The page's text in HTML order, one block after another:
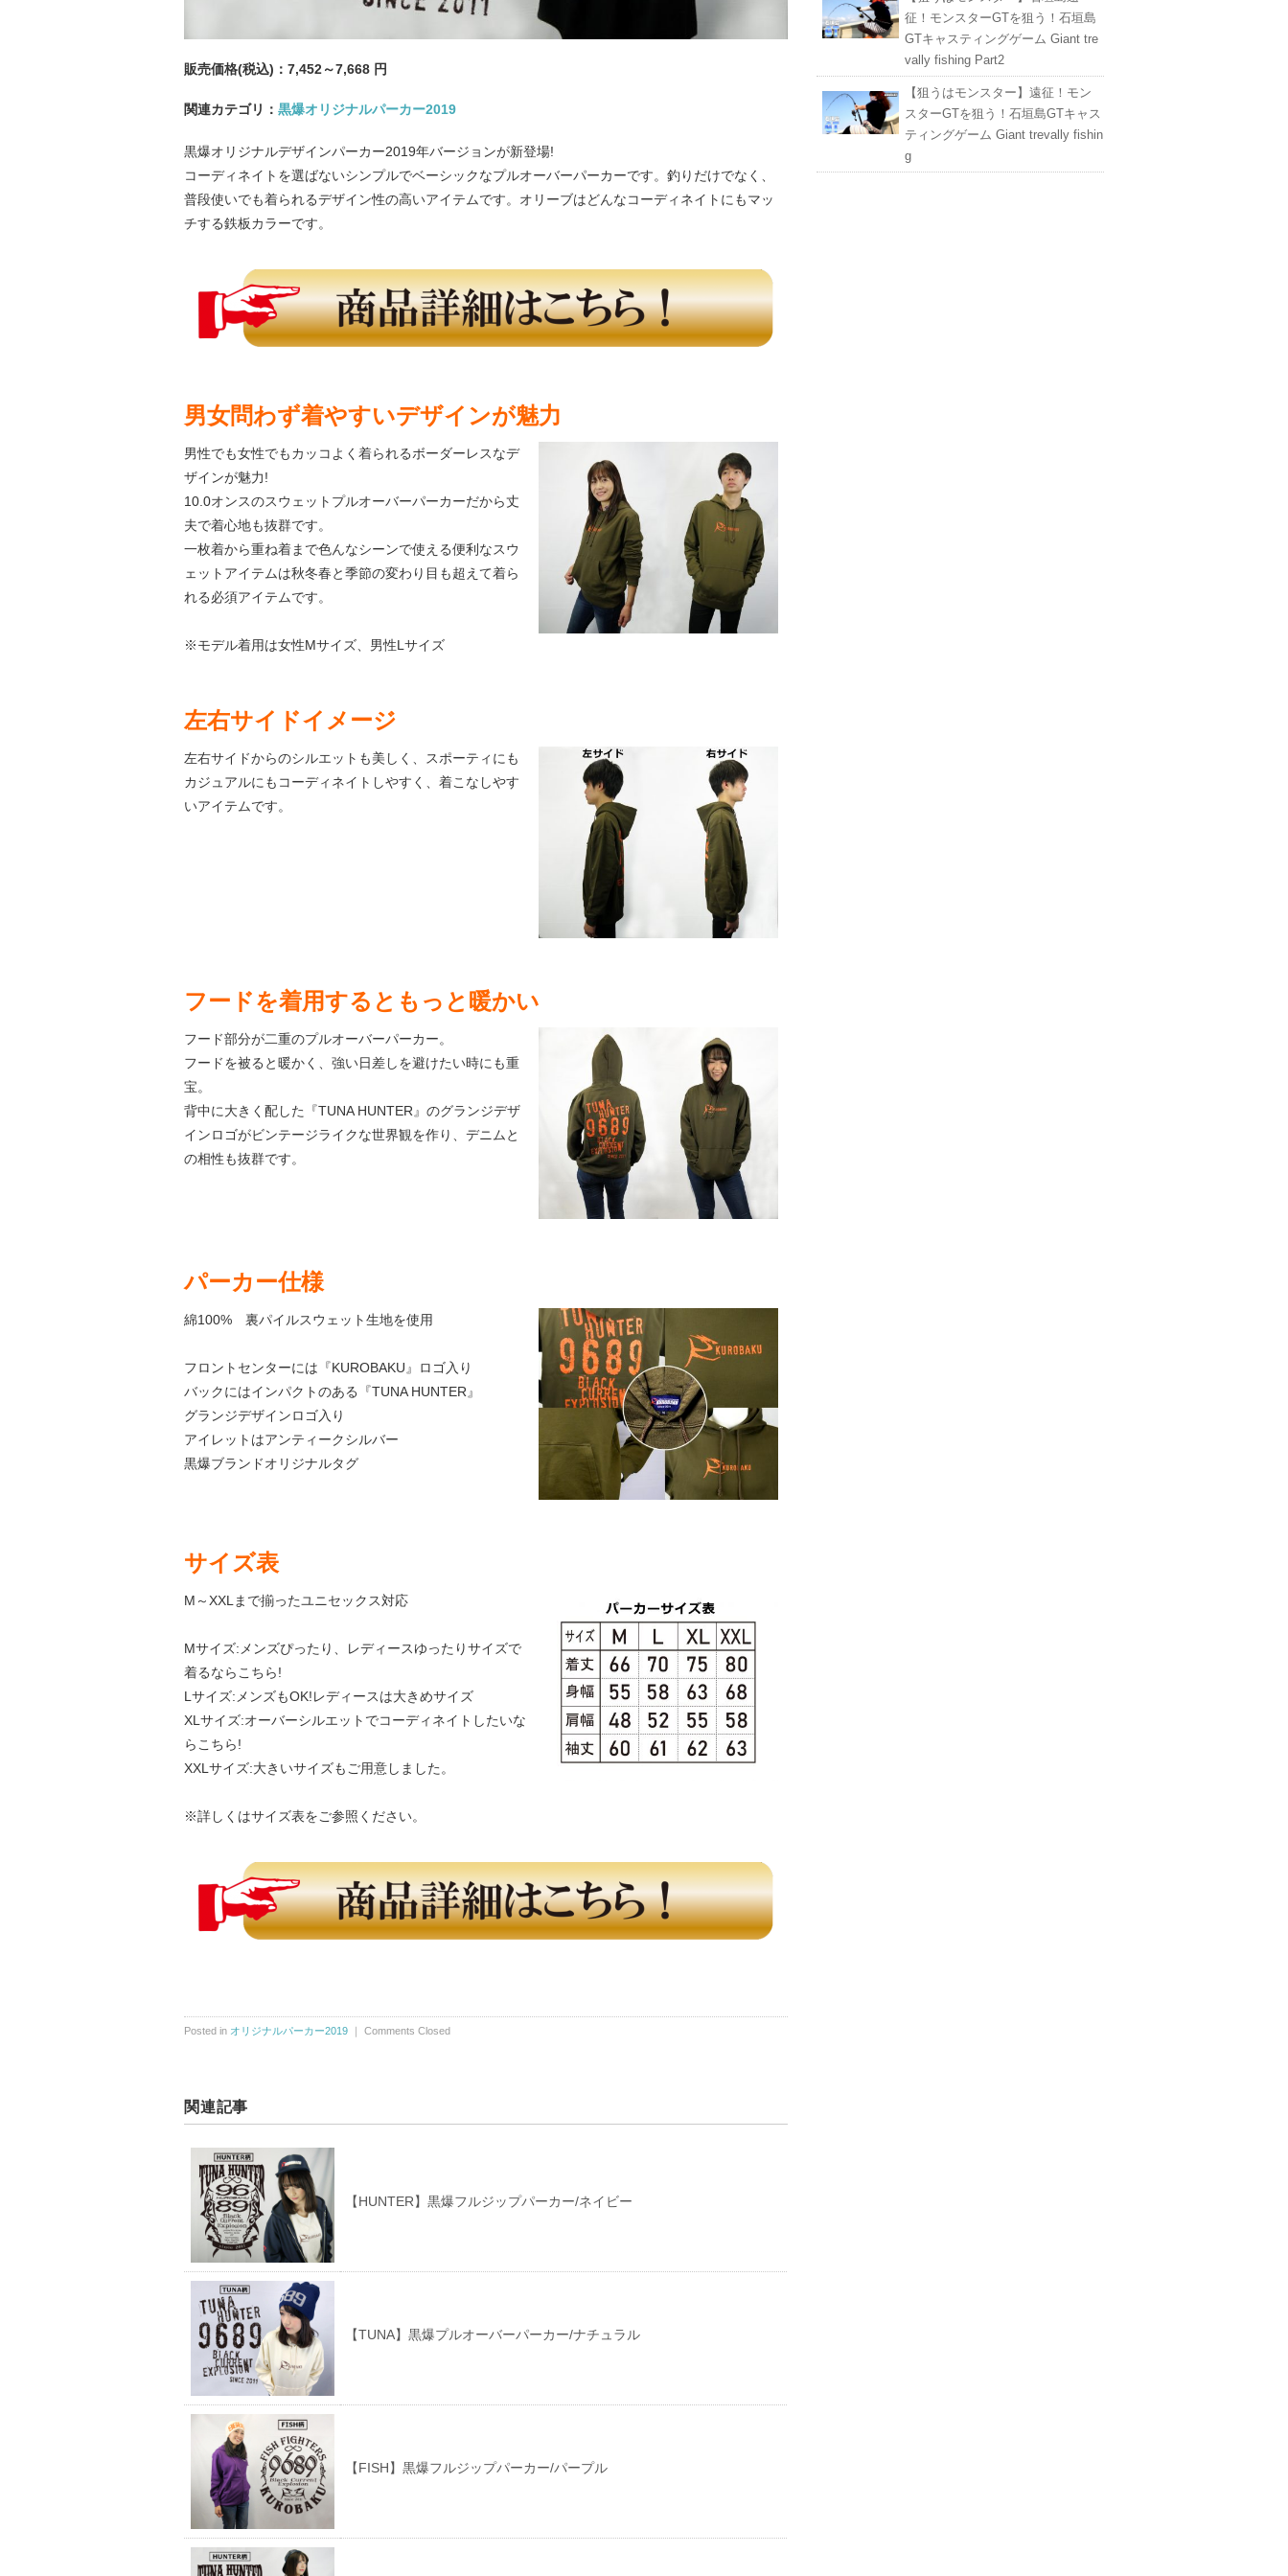
販売価格(税込)： 7,452～7,668 円
関連カテゴリ： 黒爆オリジナルパーカー2019
黒爆オリジナルデザインパーカー2019年バージョンが新登場!
コーディネイトを選ばないシンプルでベーシックなプルオーバーパーカーです。釣りだけでなく、
普段使いでも着られるデザイン性の高いアイテムです。オリーブはどんなコーディネイトにもマッ
チする鉄板カラーです。
男女問わず着やすいデザインが魅力
男性でも女性でもカッコよく着られるボーダーレスなデ
ザインが魅力!
10.0オンスのスウェットプルオーバーパーカーだから丈
夫で着心地も抜群です。
一枚着から重ね着まで色んなシーンで使える便利なスウ
ェットアイテムは秋冬春と季節の変わり目も超えて着ら
れる必須アイテムです。
※モデル着用は女性Mサイズ、男性Lサイズ
左右サイドイメージ
左右サイドからのシルエットも美しく、スポーティにも
カジュアルにもコーディネイトしやすく、着こなしやす
いアイテムです。
フードを着用するともっと暖かい
フード部分が二重のプルオーバーパーカー。
フードを被ると暖かく、強い日差しを避けたい時にも重
宝。
背中に大きく配した『TUNA HUNTER』のグランジデザ
インロゴがビンテージライクな世界観を作り、デニムと
の相性も抜群です。
パーカー仕様
綿100% 裏パイルスウェット生地を使用
フロントセンターには『KUROBAKU』ロゴ入り
バックにはインパクトのある『TUNA HUNTER』
グランジデザインロゴ入り
アイレットはアンティークシルバー
黒爆ブランドオリジナルタグ
サイズ表
M～XXLまで揃ったユニセックス対応
Mサイズ:メンズぴったり、レディースゆったりサイズで
着るならこちら!
Lサイズ:メンズもOK!レディースは大きめサイズ
XLサイズ:オーバーシルエットでコーディネイトしたいな
らこちら!
XXLサイズ:大きいサイズもご用意しました。
※詳しくはサイズ表をご参照ください。
Posted in オリジナルパーカー2019 ｜ Comments Closed
関連記事
【HUNTER】黒爆フルジップパーカー/ネイビー
【TUNA】黒爆プルオーバーパーカー/ナチュラル
【FISH】黒爆フルジップパーカー/パープル
征！モンスターGTを狙う！石垣島
GTキャスティングゲーム Giant tre
vally fishing Part2
【狙うはモンスター】遠征！モン
スターGTを狙う！石垣島GTキャス
ティングゲーム Giant trevally fishin
g